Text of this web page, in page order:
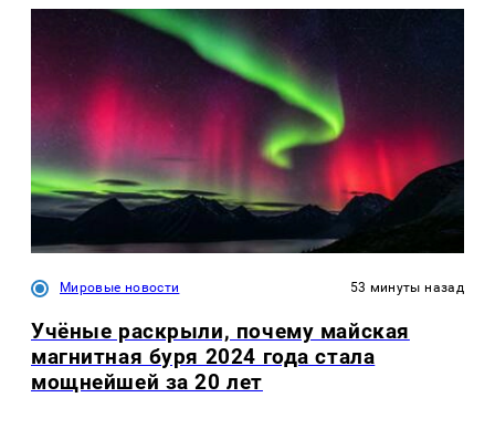
Мировые новости 53 минуты назад
Учёные раскрыли, почему майская
магнитная буря 2024 года стала
мощнейшей за 20 лет